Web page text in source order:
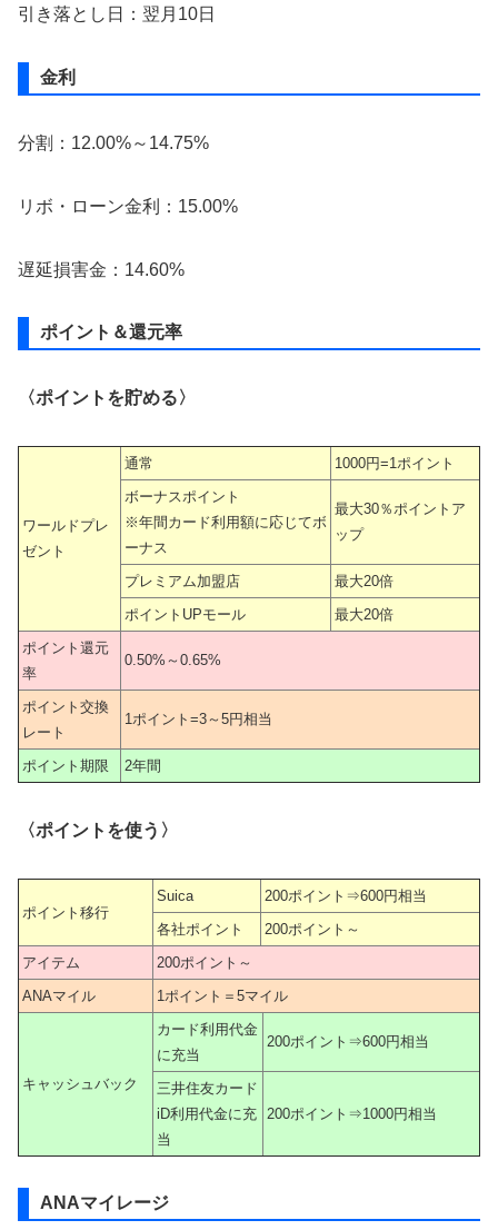
引き落とし日：翌月10日
金利
分割：12.00%～14.75%
リボ・ローン金利：15.00%
遅延損害金：14.60%
ポイント＆還元率
〈ポイントを貯める〉
ワールドプレ
ゼント
通常
1000円=1ポイント
ボーナスポイント
※年間カード利用額に応じてボ
ーナス
最大30％ポイントア
ップ
プレミアム加盟店
最大20倍
ポイントUPモール
最大20倍
ポイント還元
率
0.50%～0.65%
ポイント交換
レート
1ポイント=3～5円相当
ポイント期限 2年間
〈ポイントを使う〉
ポイント移行
Suica
200ポイント⇒600円相当
各社ポイント
200ポイント～
アイテム
200ポイント～
ANAマイル
1ポイント＝5マイル
キャッシュバック
カード利用代金
に充当
200ポイント⇒600円相当
三井住友カード
iD利用代金に充
当
200ポイント⇒1000円相当
ANAマイレージ